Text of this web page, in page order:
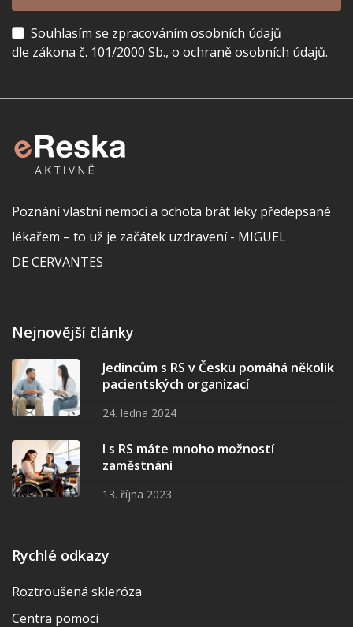
Souhlasím se zpracováním osobních údajů
dle zákona č. 101/2000 Sb., o ochraně osobních údajů.
Poznání vlastní nemoci a ochota brát léky předepsané
lékařem – to už je začátek uzdravení - MIGUEL
DE CERVANTES
Nejnovější články
Jedincům s RS v Česku pomáhá několik
pacientských organizací
24. ledna 2024
I s RS máte mnoho možností
zaměstnání
13. října 2023
Rychlé odkazy
Roztroušená skleróza
Centra pomoci